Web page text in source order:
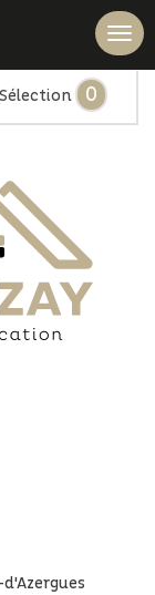
Sélection 0